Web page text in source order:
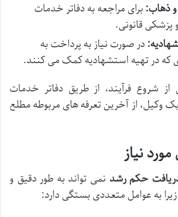
و ذهاب: برای مراجعه به دفاتر خدمات
پزشکی قانونی.
در صورت نیاز به پرداخت به
که در تهیه استشهادیه کمک می کنند.
شروع فرآیند، از طریق دفاتر خدمات
وکیل، از آخرین تعرفه های مربوطه مطلع
حکم رشد نمی تواند به طور دقیق و
به عوامل متعددی بستگی دارد: